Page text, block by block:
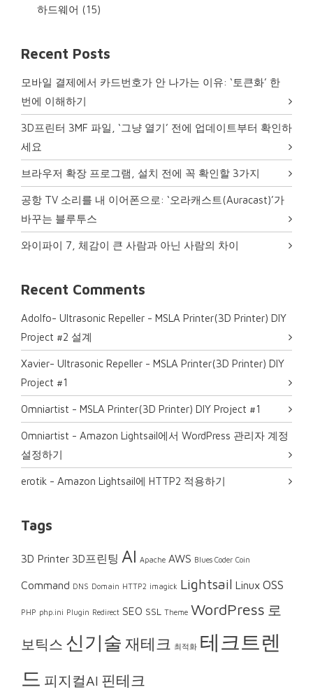
하드웨어 (15)
Recent Posts
모바일 결제에서 카드번호가 안 나가는 이유: ‘토큰화’ 한
번에 이해하기
3D프린터 3MF 파일, ‘그냥 열기’ 전에 업데이트부터 확인하
세요
브라우저 확장 프로그램, 설치 전에 꼭 확인할 3가지
공항 TV 소리를 내 이어폰으로: ‘오라캐스트(Auracast)’가
바꾸는 블루투스
와이파이 7, 체감이 큰 사람과 아닌 사람의 차이
Recent Comments
Adolfo- Ultrasonic Repeller - MSLA Printer(3D Printer) DIY
Project #2 설계
Xavier- Ultrasonic Repeller - MSLA Printer(3D Printer) DIY
Project #1
0mniartist - MSLA Printer(3D Printer) DIY Project #1
0mniartist - Amazon Lightsail에서 WordPress 관리자 계정
설정하기
erotik - Amazon Lightsail에 HTTP2 적용하기
Tags
3D Printer 3D프린팅 AI Apache AWS Blues Coder Coin
Command DNS Domain HTTP2 imagick Lightsail Linux OSS
PHP php.ini Plugin Redirect SEO SSL Theme WordPress 로
보틱스 신기술 재테크 최적화 테크트렌
드 피지컬AI 핀테크